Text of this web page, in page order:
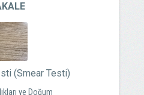
(Smear Testi)
ve Doğum